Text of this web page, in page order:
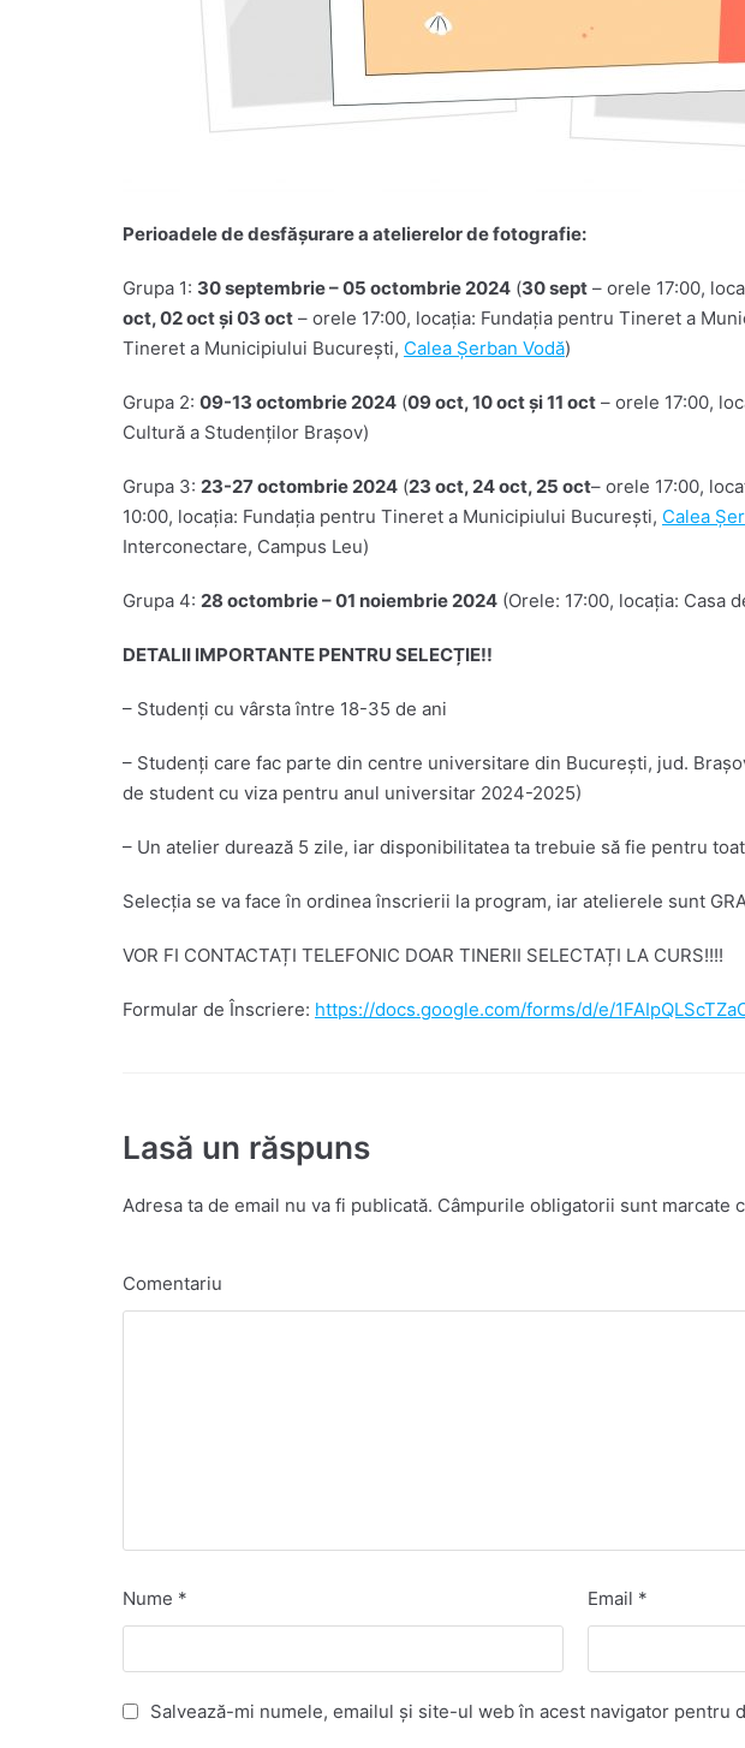
Perioadele de desfășurare a atelierelor de fotografie:
Grupa 1: 30 septembrie – 05 octombrie 2024 (30 sept – orele 17:00,
oct, 02 oct și 03 oct – orele 17:00, locația: Fundația pentru Tineret a
Tineret a Municipiului București, Calea Șerban Vodă)
Grupa 2: 09-13 octombrie 2024 (09 oct, 10 oct și 11 oct – orele 17:00,
Cultură a Studenților Brașov)
Grupa 3: 23-27 octombrie 2024 (23 oct, 24 oct, 25 oct– orele 17:00,
10:00, locația: Fundația pentru Tineret a Municipiului București, Calea
Interconectare, Campus Leu)
Grupa 4: 28 octombrie – 01 noiembrie 2024 (Orele: 17:00, locația: Casa
DETALII IMPORTANTE PENTRU SELECȚIE!!
– Studenți cu vârsta între 18-35 de ani
– Studenți care fac parte din centre universitare din București, jud.
de student cu viza pentru anul universitar 2024-2025)
– Un atelier durează 5 zile, iar disponibilitatea ta trebuie să fie pentru
Selecția se va face în ordinea înscrierii la program, iar atelierele sunt
VOR FI CONTACTAȚI TELEFONIC DOAR TINERII SELECTAȚI LA CURS!!!!
Formular de Înscriere: https://docs.google.com/forms/d/e/
Lasă un răspuns
Adresa ta de email nu va fi publicată. Câmpurile obligatorii sunt marcate
Comentariu
Nume * Email *
Salvează-mi numele, emailul și site-ul web în acest navigator pentru